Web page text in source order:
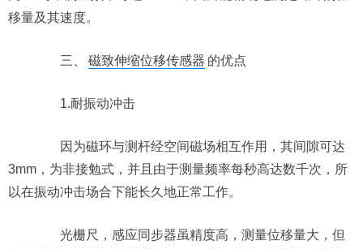
移量及其速度。
三、 磁致伸缩位移传感器 的优点
1.耐振动冲击
因为磁环与测杆经空间磁场相互作用，其间隙可达
3mm，为非接勉式，并且由于测量频率每秒高达数千次，所
以在振动冲击场合下能长久地正常工作。
光栅尺，感应同步器虽精度高，测量位移量大，但